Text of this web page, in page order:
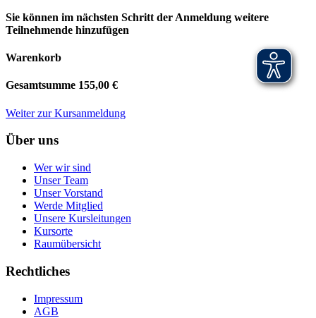
Sie können im nächsten Schritt der Anmeldung weitere
Teilnehmende hinzufügen
Warenkorb
Gesamtsumme 155,00 €
Weiter zur Kursanmeldung
Über uns
Wer wir sind
Unser Team
Unser Vorstand
Werde Mitglied
Unsere Kursleitungen
Kursorte
Raumübersicht
Rechtliches
Impressum
AGB